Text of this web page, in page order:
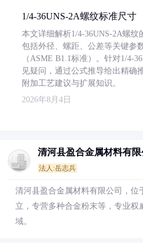
1/4-36UNS-2A螺纹标准尺寸
本文详细解析1/4-36UNS-2A螺纹
包括外径、螺距、公差等关键参
（ASME B1.1标准）。针对1/4-
见疑问，通过公式推导给出精确
附加工艺建议与扩展知识。
2026年8月4日
清河县盈合金属材料有限
法人:岳志兵
清河县盈合金属材料有限公司，位
立，专营多种合金粉末等，专业权
域。